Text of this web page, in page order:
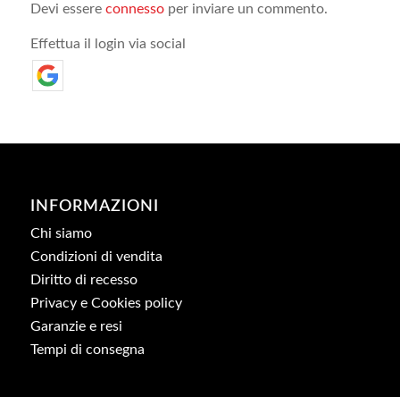
Devi essere connessoper inviare un commento.
Effettua il login via social
INFORMAZIONI
Chi siamo
Condizioni di vendita
Diritto di recesso
Privacy e Cookies policy
Garanzie e resi
Tempi di consegna